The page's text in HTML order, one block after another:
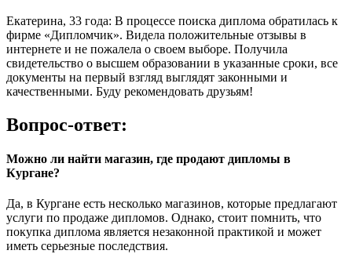
Екатерина, 33 года: В процессе поиска диплома обратилась к
фирме «Дипломчик». Видела положительные отзывы в
интернете и не пожалела о своем выборе. Получила
свидетельство о высшем образовании в указанные сроки, все
документы на первый взгляд выглядят законными и
качественными. Буду рекомендовать друзьям!
Вопрос-ответ:
Можно ли найти магазин, где продают дипломы в
Кургане?
Да, в Кургане есть несколько магазинов, которые предлагают
услуги по продаже дипломов. Однако, стоит помнить, что
покупка диплома является незаконной практикой и может
иметь серьезные последствия.